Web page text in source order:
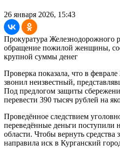
26 января 2026, 15:43
Прокуратура Железнодорожного
обращение пожилой женщины,
крупной суммы денег
Проверка показала, что в
звонил неизвестный,
Под предлогом защиты
перевести 390 тысяч рублей на
Проведённое следствием
переведённые деньги поступили
области. Чтобы вернуть средства
направила иск в Курганский